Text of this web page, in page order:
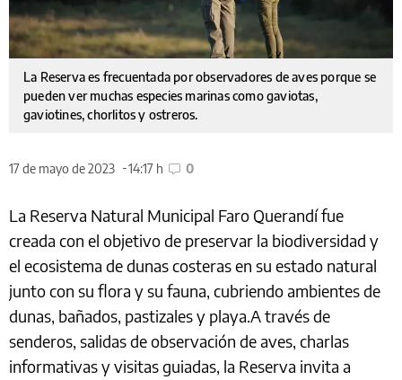
La Reserva es frecuentada por observadores de aves porque se
pueden ver muchas especies marinas como gaviotas,
gaviotines, chorlitos y ostreros.
17 de mayo de 2023 14:17 h 0
La Reserva Natural Municipal Faro Querandí fue
creada con el objetivo de preservar la biodiversidad y
el ecosistema de dunas costeras en su estado natural
junto con su flora y su fauna, cubriendo ambientes de
dunas, bañados, pastizales y playa.A través de
senderos, salidas de observación de aves, charlas
informativas y visitas guiadas, la Reserva invita a